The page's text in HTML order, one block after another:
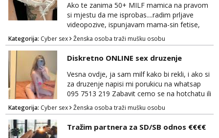
Ako te zanima 50+ MILF mamica na pravom
si mjestu da me isprobas....radim prljave
videopozive, ispunjavam mama-sin fetise,
dominacija, hotchat, saljem ti svoje gole
slikice i videe ako zelis, a mozes i dobiti gacice
od mamice ako me zamolis... 🔥🫦 NE RADIM
UZIVO...Javi se na wapp 091 548 3275,
mamica te ceka da ispunim sve tvoje zelje 😽
Kategorija: Cyber sex Ženska osoba traži mušku osobu
Diskretno ONLINE sex druzenje
Vesna ovdje, ja sam milf kako bi rekli, i ako si
za druzenje napisi mi porukicu na whatsap
095 7513 219 Zabavit cemo se na hotchatu ili
videopozivu a saljem i gacice i gole slikice :)
NE UZIVO!
Kategorija: Cyber sex Ženska osoba traži mušku osobu
Tražim partnera za SD/SB odnos €€€€